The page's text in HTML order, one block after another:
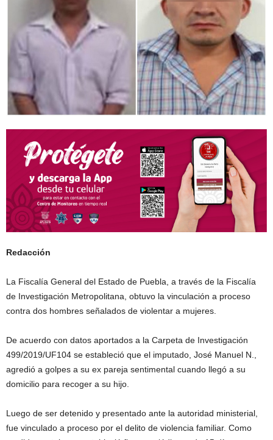
Redacción
La Fiscalía General del Estado de Puebla, a través de la Fiscalía
de Investigación Metropolitana, obtuvo la vinculación a proceso
contra dos hombres señalados de violentar a mujeres.
De acuerdo con datos aportados a la Carpeta de Investigación
499/2019/UF104 se estableció que el imputado, José Manuel N.,
agredió a golpes a su ex pareja sentimental cuando llegó a su
domicilio para recoger a su hijo.
Luego de ser detenido y presentado ante la autoridad ministerial,
fue vinculado a proceso por el delito de violencia familiar. Como